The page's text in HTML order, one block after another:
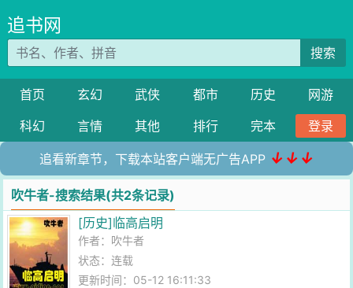
追书网
搜索
首页 玄幻 武侠 都市 历史
网游
科幻
言情 其他 排行 完本 登录
追看新章节，下载本站客户端无广告APP ↓↓↓
吹牛者-搜索结果(共2条记录)
[历史]临高启明
作者： 吹牛者
状态：连载
更新时间：05-12 16:11:33